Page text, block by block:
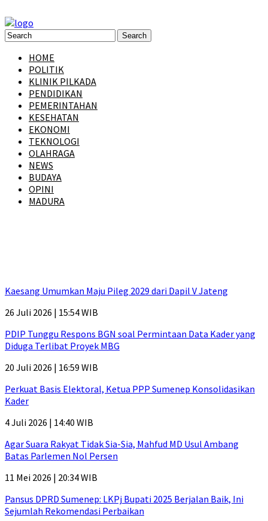
HOME
POLITIK
KLINIK PILKADA
PENDIDIKAN
PEMERINTAHAN
KESEHATAN
EKONOMI
TEKNOLOGI
OLAHRAGA
NEWS
BUDAYA
OPINI
MADURA
Kaesang Umumkan Maju Pileg 2029 dari Dapil V Jateng
26 Juli 2026 | 15:54 WIB
PDIP Tunggu Respons BGN soal Permintaan Data Kader yang
Diduga Terlibat Proyek MBG
20 Juli 2026 | 16:59 WIB
Perkuat Basis Elektoral, Ketua PPP Sumenep Konsolidasikan
Kader
4 Juli 2026 | 14:40 WIB
Agar Suara Rakyat Tidak Sia-Sia, Mahfud MD Usul Ambang
Batas Parlemen Nol Persen
11 Mei 2026 | 20:34 WIB
Pansus DPRD Sumenep: LKPj Bupati 2025 Berjalan Baik, Ini
Sejumlah Rekomendasi Perbaikan